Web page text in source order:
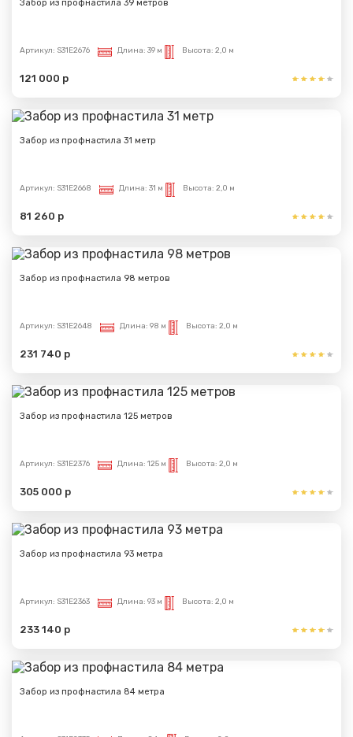
Забор из профнастила 39 метров
Артикул: S31E2676 Длина: 39 м Высота: 2,0 м
121 000 р
Забор из профнастила 31 метр
Артикул: S31E2668 Длина: 31 м Высота: 2,0 м
81 260 р
Забор из профнастила 98 метров
Артикул: S31E2648 Длина: 98 м Высота: 2,0 м
231 740 р
Забор из профнастила 125 метров
Артикул: S31E2376 Длина: 125 м Высота: 2,0 м
305 000 р
Забор из профнастила 93 метра
Артикул: S31E2363 Длина: 93 м Высота: 2,0 м
233 140 р
Забор из профнастила 84 метра